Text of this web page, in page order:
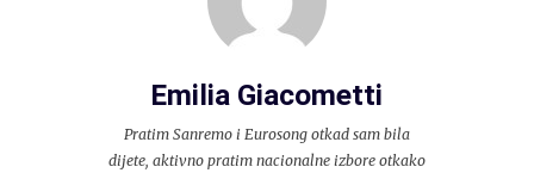
Emilia Giacometti
Pratim Sanremo i Eurosong otkad sam bila
dijete, aktivno pratim nacionalne izbore otkako